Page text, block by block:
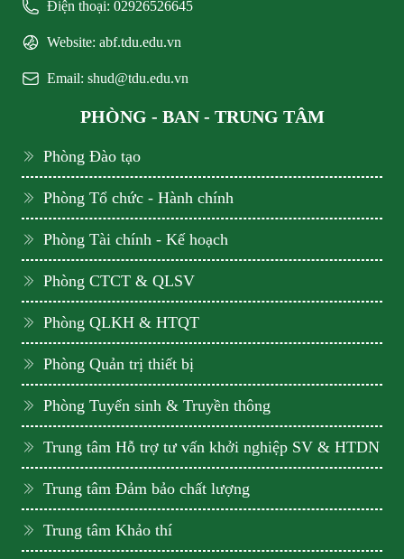
Điện thoại: 02926526645
Website: abf.tdu.edu.vn
Email: shud@tdu.edu.vn
PHÒNG - BAN - TRUNG TÂM
Phòng Đào tạo
Phòng Tổ chức - Hành chính
Phòng Tài chính - Kế hoạch
Phòng CTCT & QLSV
Phòng QLKH & HTQT
Phòng Quản trị thiết bị
Phòng Tuyển sinh & Truyền thông
Trung tâm Hỗ trợ tư vấn khởi nghiệp SV & HTDN
Trung tâm Đảm bảo chất lượng
Trung tâm Khảo thí